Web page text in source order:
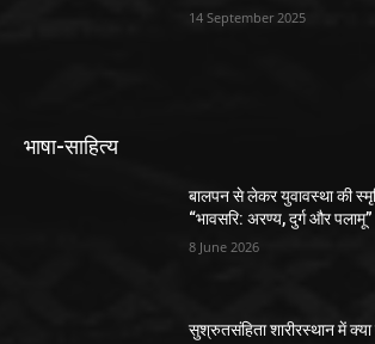
14 September 2025
भाषा-साहित्य
बालपन से लेकर युवावस्था की
“भावसरि: अरण्य, दुर्ग और पलामू”
8 June 2026
सुश्रुतसंहिता शारीरस्थान में